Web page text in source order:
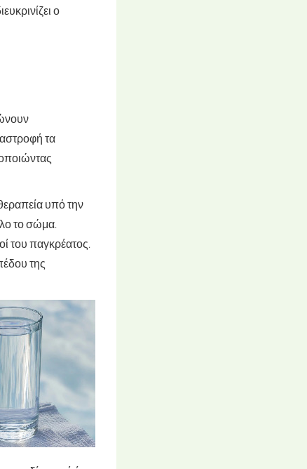
ο
τα
υπό την
το σώμα.
του παγκρέατος.
της